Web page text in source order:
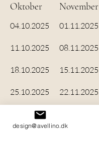
Oktober
04.10.2025
11.10.2025
18.10.2025
25.10.2025
November
01.11.2025
08.11.2025
15.11.2025
22.11.2025
design@avellino.dk